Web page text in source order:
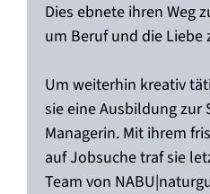
Dies ebnete ihren Weg
um Beruf und die Liebe
Um weiterhin kreativ
sie eine Ausbildung zur
Managerin. Mit ihrem
auf Jobsuche traf sie
Team von